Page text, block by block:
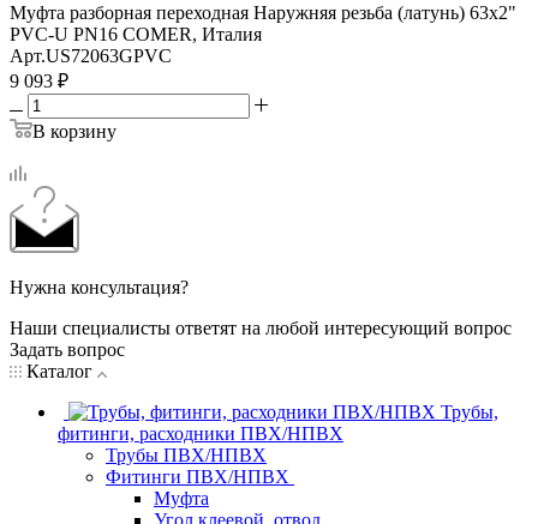
Муфта разборная переходная Наружняя резьба (латунь) 63х2"
PVC-U PN16 COMER, Италия
Арт.US72063GPVC
9 093 ₽
В корзину
Нужна консультация?
Наши специалисты ответят на любой интересующий вопрос
Задать вопрос
Каталог
Трубы,
фитинги, расходники ПВХ/НПВХ
Трубы ПВХ/НПВХ
Фитинги ПВХ/НПВХ
Муфта
Угол клеевой, отвод